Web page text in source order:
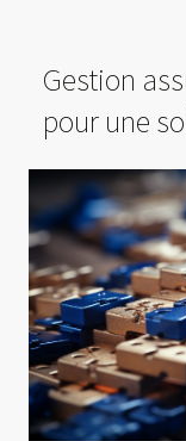
Gestion
pour une